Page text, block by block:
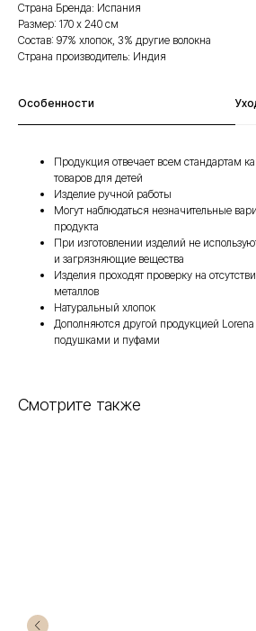
Страна Бренда: Испания
Размер: 170 х 240 см
Состав: 97% хлопок, 3% другие волокна
Страна производитель: Индия
Особенности
Продукция отвечает всем стандартам
товаров для детей
Изделие ручной работы
Могут наблюдаться незначительные
продукта
При изготовлении изделий не
и загрязняющие вещества
Изделия проходят проверку на
металлов
Натуральный хлопок
Дополняются другой продукцией
подушками и пуфами
Смотрите также